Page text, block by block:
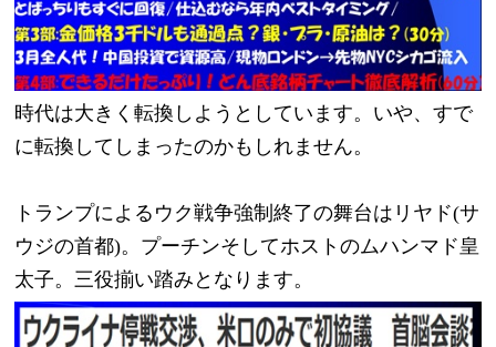
時代は大きく転換しようとしています。いや、すで
に転換してしまったのかもしれません。
トランプによるウク戦争強制終了の舞台はリヤド(サ
ウジの首都)。プーチンそしてホストのムハンマド皇
太子。三役揃い踏みとなります。